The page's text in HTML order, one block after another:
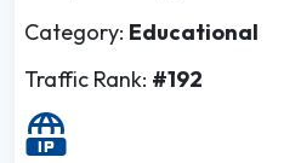
Category: Educational
Traffic Rank: #192